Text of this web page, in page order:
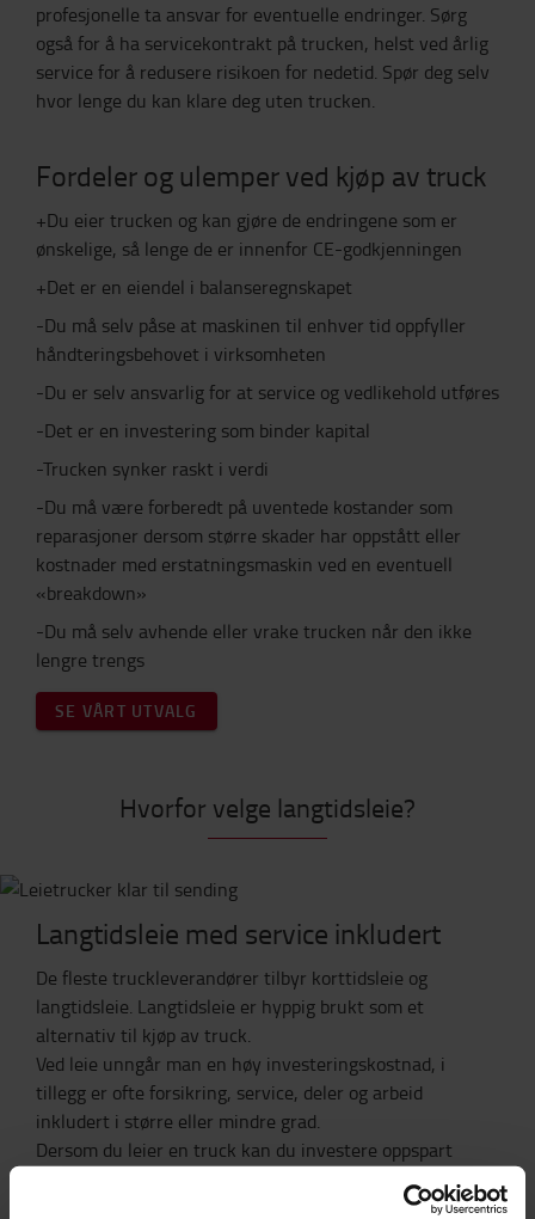
profesjonelle ta ansvar for eventuelle endringer. Sørg
også for å ha servicekontrakt på trucken, helst ved årlig
service for å redusere risikoen for nedetid. Spør deg selv
hvor lenge du kan klare deg uten trucken.
Fordeler og ulemper ved kjøp av truck
+Du eier trucken og kan gjøre de endringene som er
ønskelige, så lenge de er innenfor CE-godkjenningen
+Det er en eiendel i balanseregnskapet
-Du må selv påse at maskinen til enhver tid oppfyller
håndteringsbehovet i virksomheten
-Du er selv ansvarlig for at service og vedlikehold utføres
-Det er en investering som binder kapital
-Trucken synker raskt i verdi
-Du må være forberedt på uventede kostander som
reparasjoner dersom større skader har oppstått eller
kostnader med erstatningsmaskin ved en eventuell
«breakdown»
-Du må selv avhende eller vrake trucken når den ikke
lengre trengs
SE VÅRT UTVALG
Hvorfor velge langtidsleie?
Langtidsleie med service inkludert
De fleste truckleverandører tilbyr korttidsleie og
langtidsleie. Langtidsleie er hyppig brukt som et
alternativ til kjøp av truck.
Ved leie unngår man en høy investeringskostnad, i
tillegg er ofte forsikring, service, deler og arbeid
inkludert i større eller mindre grad.
Dersom du leier en truck kan du investere oppspart
kapital til noe annet som kan være med å utvikle
bedriftens produktivitet/kapital. Når det er lave renter,